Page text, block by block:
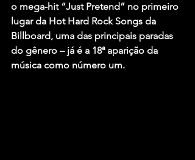
o mega-hit “Just Pretend” no primeiro
lugar da Hot Hard Rock Songs da
Billboard, uma das principais paradas
do gênero – já é a 18ª aparição da
música como número um.